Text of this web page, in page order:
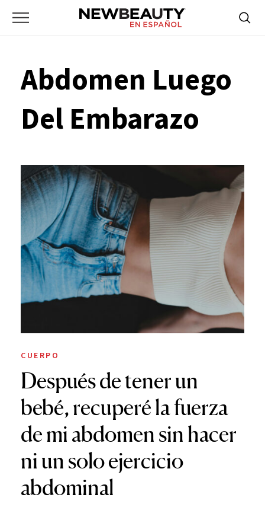
Primary
NewBeauty
for:
Abdomen Luego
Del Embarazo
CUERPO
Después de tener un
bebé, recuperé la fuerza
de mi abdomen sin hacer
ni un solo ejercicio
abdominal